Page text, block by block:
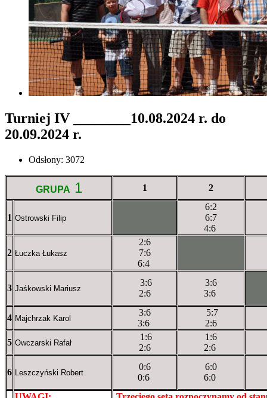
Turniej IV ________10.08.2024 r. do
20.09.2024 r.
Odsłony: 3072
GRUPA 1 1 2
1 Ostrowski Filip
6:2
6:7
4:6
2 Łuczka Łukasz
2:6
7:6
6:4
3 Jaśkowski Mariusz
3:6
2:6
3:6
3:6
4 Majchrzak Karol
3:6
3:6
5:7
2:6
5 Owczarski Rafał
1:6
2:6
1:6
2:6
6 Leszczyński Robert
0:6
0:6
6:0
6:0